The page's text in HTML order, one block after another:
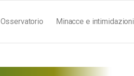
Osservatorio Minacce e intimidazioni